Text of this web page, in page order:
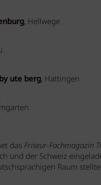
, Hellwege
ute berg, Hattingen
das Friseur-Fachmagazin
und der Schweiz
Raum